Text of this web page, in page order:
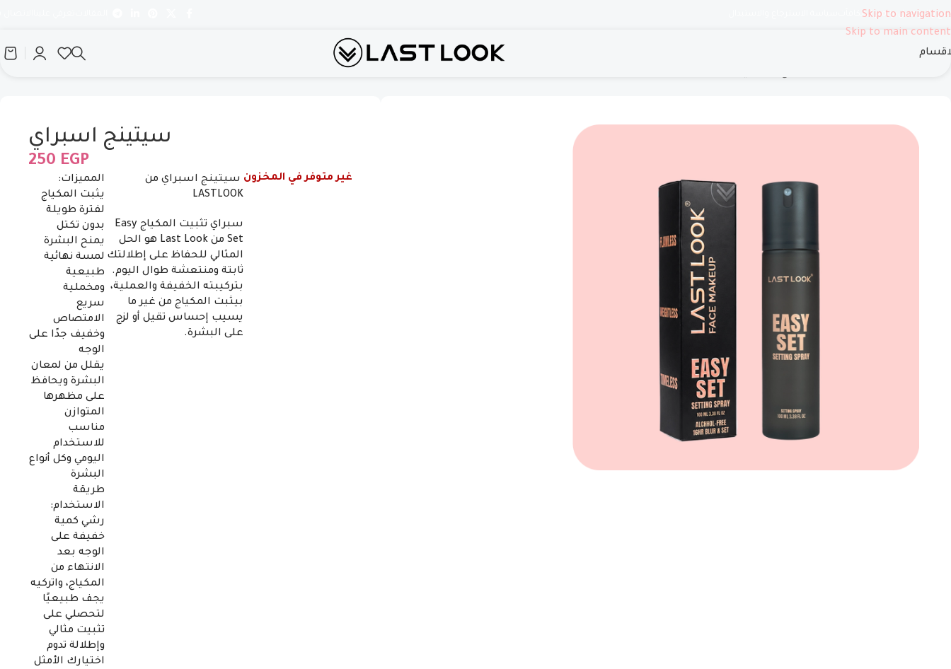
Skip to navigation
Skip to main content
والتوصيل برنامج المكافآت
سيتينج اسبراي
250 EGP
غير متوفر في المخزون سيتينج اسبراي من
LASTLOOK
سبراي تثبيت المكياج Easy
Set من Last Look هو الحل
المثالي للحفاظ على إطلالتك
ثابتة ومنتعشة طوال اليوم.
بتركيبته الخفيفة والعملية،
بيثبت المكياج من غير ما
يسيب إحساس تقيل أو لزج
على البشرة.
المميزات:
يثبت المكياج
لفترة طويلة
بدون تكتل
يمنح البشرة
لمسة نهائية
طبيعية
ومخملية
سريع
الامتصاص
وخفيف جدًا على
الوجه
يقلل من لمعان
البشرة ويحافظ
على مظهرها
المتوازن
مناسب
للاستخدام
اليومي وكل أنواع
البشرة
طريقة
الاستخدام:
رشي كمية
خفيفة على
الوجه بعد
الانتهاء من
المكياج، واتركيه
يجف طبيعيًا
لتحصلي على
تثبيت مثالي
وإطلالة تدوم
اختيارك الأمثل